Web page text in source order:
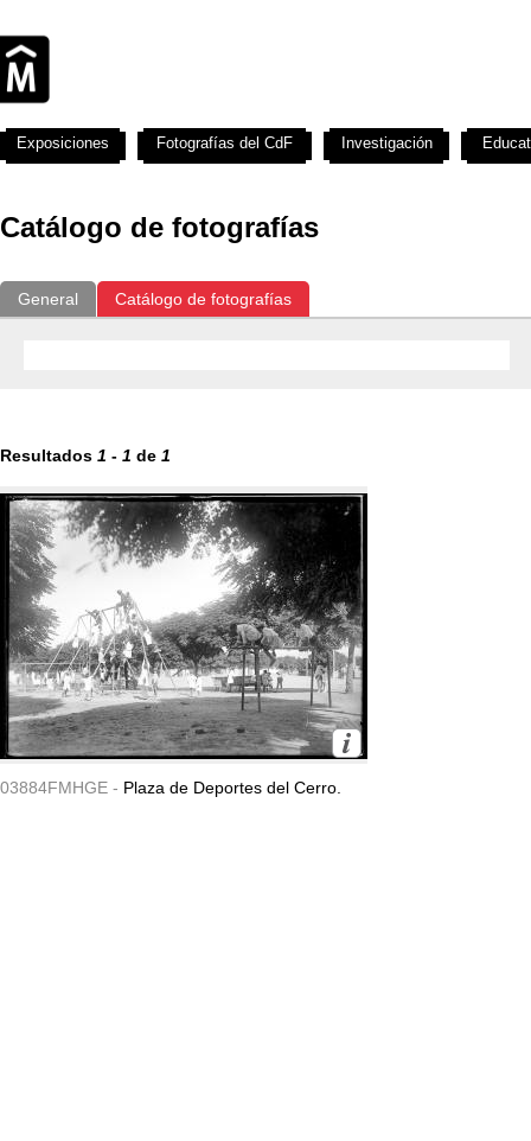
Catálogo de fotografías
General Catálogo de fotografías
Resultados 1 - 1 de 1
03884FMHGE - Plaza de Deportes del Cerro.
Exposiciones Fotografías del CdF Investigación